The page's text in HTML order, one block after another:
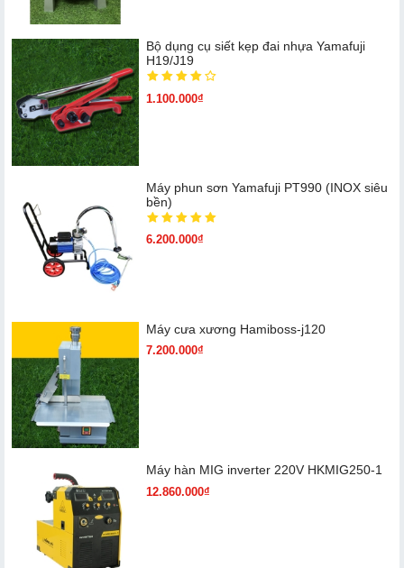
Bộ dụng cụ siết kẹp đai nhựa Yamafuji
H19/J19
1.100.000₫
Máy phun sơn Yamafuji PT990 (INOX siêu
bền)
6.200.000₫
Máy cưa xương Hamiboss-j120
7.200.000₫
Máy hàn MIG inverter 220V HKMIG250-1
12.860.000₫